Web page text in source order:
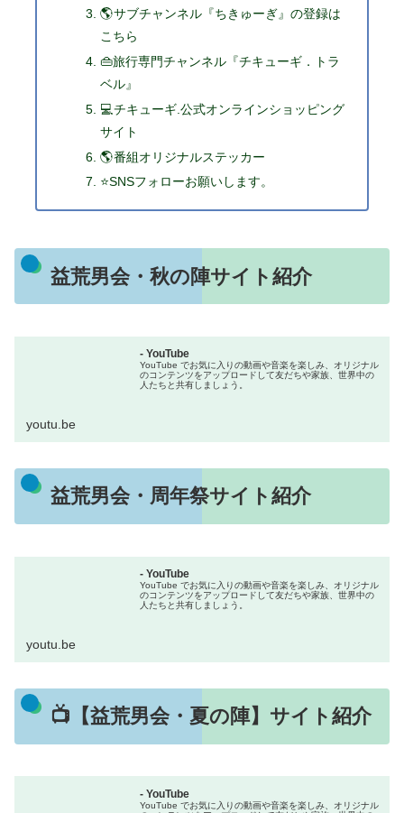
🌎サブチャンネル『ちきゅーぎ』の登録は
こちら
👜旅行専門チャンネル『チキューギ．トラ
ベル』
💻チキューギ.公式オンラインショッピング
サイト
🌎番組オリジナルステッカー
⭐SNSフォローお願いします。
益荒男会・秋の陣サイト紹介
- YouTube
YouTube でお気に入りの動画や音楽を楽しみ、オリジナル
のコンテンツをアップロードして友だちや家族、世界中の
人たちと共有しましょう。
youtu.be
益荒男会・周年祭サイト紹介
- YouTube
YouTube でお気に入りの動画や音楽を楽しみ、オリジナル
のコンテンツをアップロードして友だちや家族、世界中の
人たちと共有しましょう。
youtu.be
📺【益荒男会・夏の陣】サイト紹介
- YouTube
YouTube でお気に入りの動画や音楽を楽しみ、オリジナル